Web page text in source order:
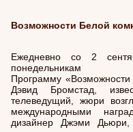
Возможности Белой
Ежедневно со 2
понедельникам
Программу
Дэвид Бромстад,
телеведущий, жюри
международными
дизайнер Джэми